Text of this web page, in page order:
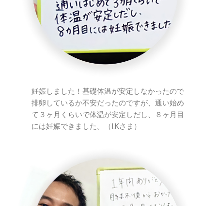
妊娠しました！基礎体温が安定しなかったので
排卵しているか不安だったのですが、通い始め
て３ヶ月くらいで体温が安定しだし、８ヶ月目
には妊娠できました。（I.Kさま）